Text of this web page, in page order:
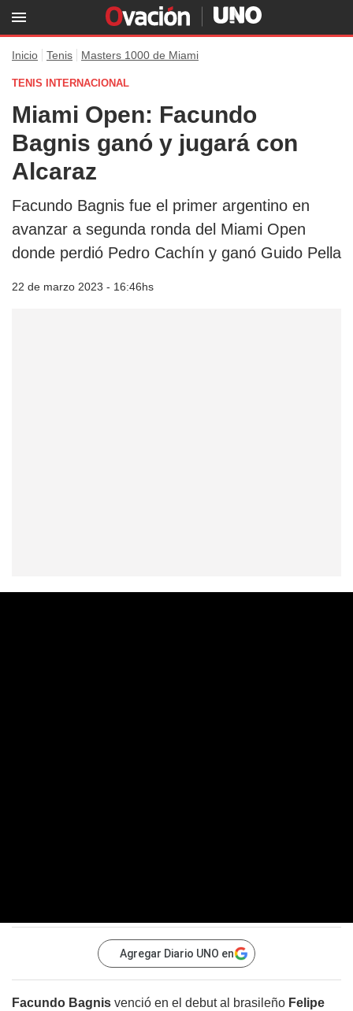
Inicio Tenis Masters 1000 de Miami
TENIS INTERNACIONAL
Miami Open: Facundo
Bagnis ganó y jugará con
Alcaraz
Facundo Bagnis fue el primer argentino en
avanzar a segunda ronda del Miami Open
donde perdió Pedro Cachín y ganó Guido Pella
22 de marzo 2023 - 16:46hs
Agregar Diario UNO en
Facundo Bagnis venció en el debut al brasileño Felipe